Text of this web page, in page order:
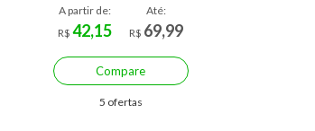
A partir de:
R$ 42,15
Até:
R$ 69,99
Compare
5 ofertas